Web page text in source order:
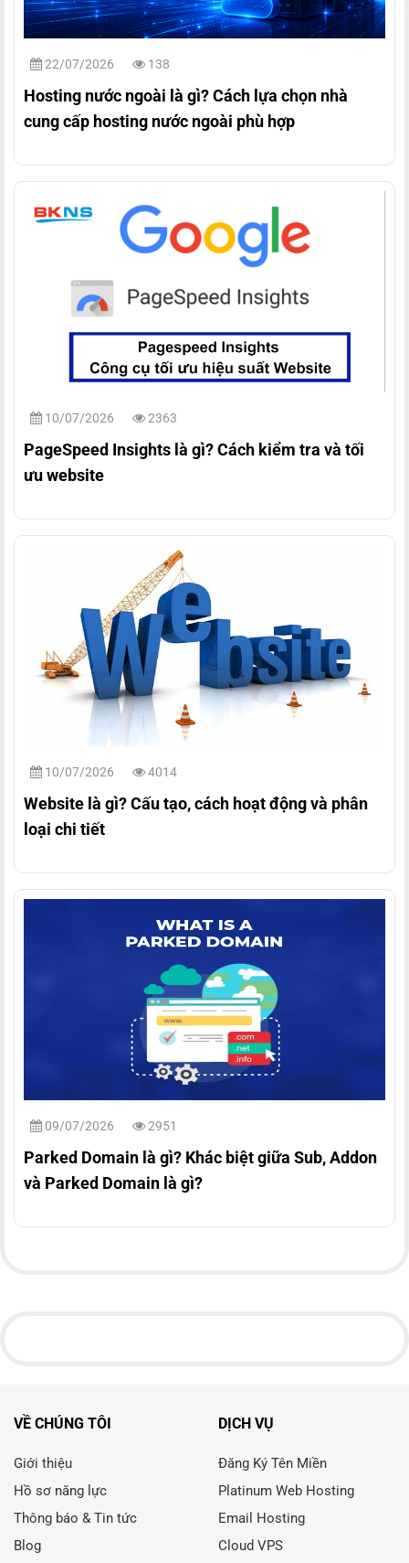
22/07/2026 138
Hosting nước ngoài là gì? Cách lựa chọn nhà
cung cấp hosting nước ngoài phù hợp
10/07/2026 2363
PageSpeed Insights là gì? Cách kiểm tra và tối
ưu website
10/07/2026 4014
Website là gì? Cấu tạo, cách hoạt động và phân
loại chi tiết
09/07/2026 2951
Parked Domain là gì? Khác biệt giữa Sub, Addon
và Parked Domain là gì?
VỀ CHÚNG TÔI
Giới thiệu
Hồ sơ năng lực
Thông báo & Tin tức
Blog
DỊCH VỤ
Đăng Ký Tên Miền
Platinum Web Hosting
Email Hosting
Cloud VPS